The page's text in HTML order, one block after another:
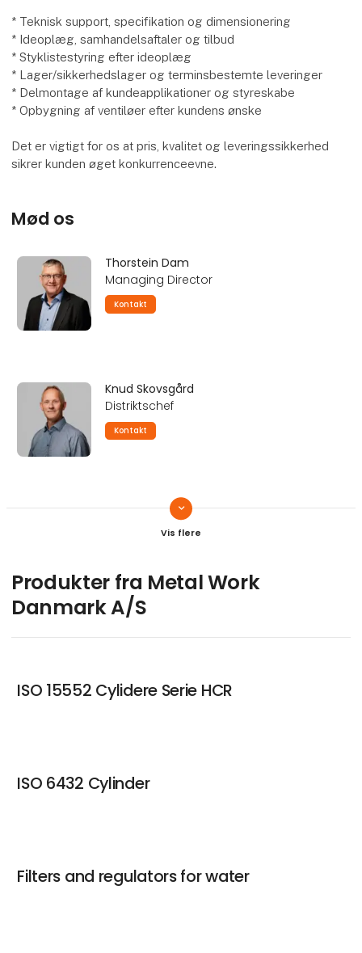
* Teknisk support, specifikation og dimensionering
* Ideoplæg, samhandelsaftaler og tilbud
* Styklistestyring efter ideoplæg
* Lager/sikkerhedslager og terminsbestemte leveringer
* Delmontage af kundeapplikationer og styreskabe
* Opbygning af ventiløer efter kundens ønske
Det er vigtigt for os at pris, kvalitet og leveringssikkerhed
sikrer kunden øget konkurrenceevne.
Mød os
keyboard_arrow_down
Thorstein Dam
Managing Director
Kontakt
Knud Skovsgård
Distriktschef
Kontakt
Niels Chr. Schultz
Distriktschef
Kontakt
Alex Hansen
Produktchef
Produkter fra Metal Work
Danmark A/S
ISO 15552 Cylidere Serie HCR
ISO 6432 Cylinder
Filters and regulators for water